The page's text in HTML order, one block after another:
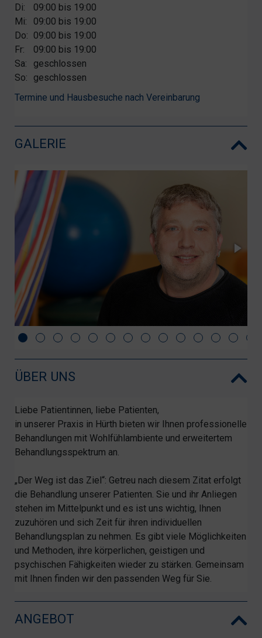
Di:
09:00 bis 19:00
Mi:
09:00 bis 19:00
Do: 09:00 bis 19:00
Fr:
09:00 bis 19:00
Sa:
geschlossen
So:
geschlossen
Termine und Hausbesuche nach Vereinbarung
GALERIE
ÜBER UNS
Liebe Patientinnen, liebe Patienten,
in unserer Praxis in Hürth bieten wir Ihnen professionelle
Behandlungen mit Wohlfühlambiente und erweitertem
Behandlungsspektrum an.
„Der Weg ist das Ziel“: Getreu nach diesem Zitat erfolgt
die Behandlung unserer Patienten. Sie und ihr Anliegen
stehen im Mittelpunkt und es ist uns wichtig, Ihnen
zuzuhören und sich Zeit für ihren individuellen
Behandlungsplan zu nehmen. Es gibt viele Möglichkeiten
und Methoden, ihre körperlichen, geistigen und
psychischen Fähigkeiten wieder zu stärken. Gemeinsam
mit Ihnen finden wir den passenden Weg für Sie.
ANGEBOT